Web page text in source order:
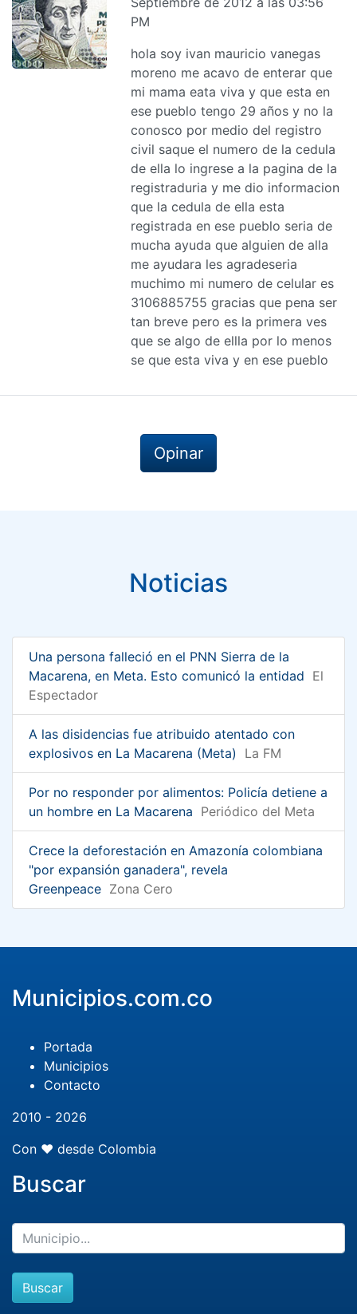
PM
hola soy ivan mauricio vanegas
moreno me acavo de enterar que
mi mama eata viva y que esta en
ese pueblo tengo 29 años y no la
conosco por medio del registro
civil saque el numero de la cedula
de ella lo ingrese a la pagina de la
registraduria y me dio informacion
que la cedula de ella esta
registrada en ese pueblo seria de
mucha ayuda que alguien de alla
me ayudara les agradeseria
muchimo mi numero de celular es
3106885755 gracias que pena ser
tan breve pero es la primera ves
que se algo de ellla por lo menos
se que esta viva y en ese pueblo
Opinar
Noticias
Una persona falleció en el PNN Sierra de la
Macarena, en Meta. Esto comunicó la entidad El
Espectador
A las disidencias fue atribuido atentado con
explosivos en La Macarena (Meta)
La FM
Por no responder por alimentos: Policía detiene a
un hombre en La Macarena Periódico del Meta
Crece la deforestación en Amazonía colombiana
"por expansión ganadera", revela
Greenpeace Zona Cero
Municipios.com.co
Portada
Municipios
Contacto
2010 - 2026
Con ❤️ desde Colombia
Buscar
Buscar